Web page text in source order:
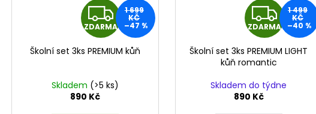
Z
D
R
ZDARMA
1 699
KČ
–47 %
Školní set 3ks PREMIUM kůň
Skladem (>5 ks)
890 Kč
Z
D
A
R
ZDARMA
1 499
KČ
–40 %
Školní set 3ks PREMIUM LIGHT
kůň romantic
Skladem do týdne
890 Kč